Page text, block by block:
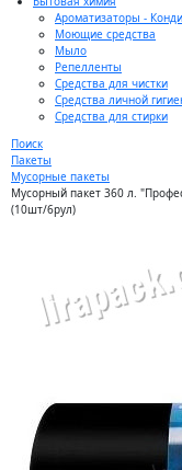
Ароматизаторы -
Моющие средства
Мыло
Репелленты
Средства для чистки
Средства личной
Средства для стирки
Поиск
Пакеты
Мусорные пакеты
Мусорный пакет 360 л.
(10шт/6рул)